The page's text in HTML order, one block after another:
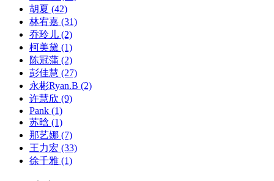
胡夏 (42)
林宥嘉 (31)
乔玲儿 (2)
柯美黛 (1)
陈冠蒲 (2)
彭佳慧 (27)
永彬Ryan.B (2)
许慧欣 (9)
Pank (1)
苏晗 (1)
那艺娜 (7)
王力宏 (33)
徐千雅 (1)